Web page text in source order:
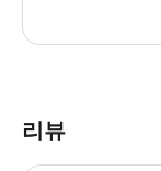
리뷰